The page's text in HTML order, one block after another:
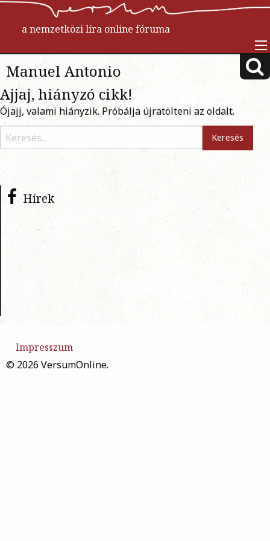
a nemzetközi líra online fóruma
Manuel Antonio
Ajjaj, hiányzó cikk!
Ójajj, valami hiányzik. Próbálja újratölteni az oldalt.
Hírek
Impresszum
© 2026 VersumOnline.